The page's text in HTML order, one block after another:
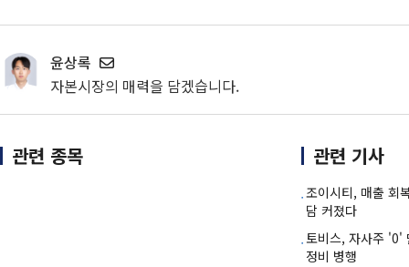
윤상록
자본시장의 매력을 담겠습니다.
관련 종목 관련 기사
조이시티, 매출 회
담 커졌다
토비스, 자사주 '0'
정비 병행